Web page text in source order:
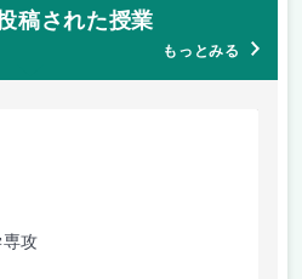
稿された授業
もっとみる
攻